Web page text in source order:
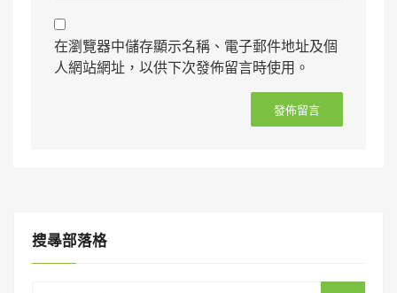
在瀏覽器中儲存顯示名稱、電子郵件地址及個
人網站網址，以供下次發佈留言時使用。
搜㝷部落格